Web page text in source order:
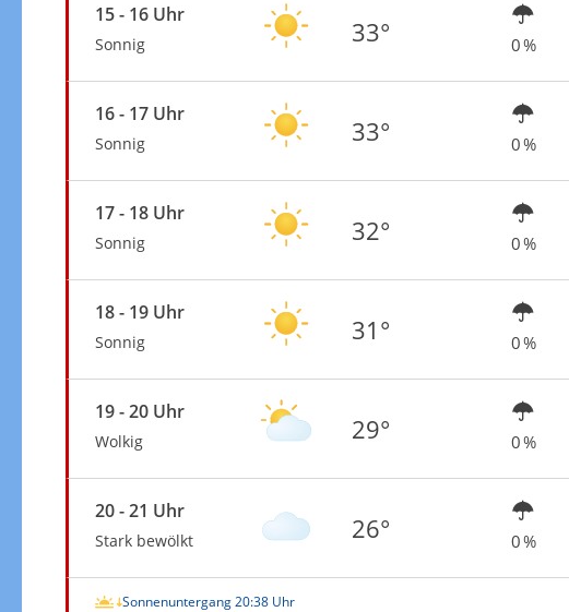
15 - 16 Uhr
Sonnig 33° 0 %
16 - 17 Uhr
Sonnig 33° 0 %
17 - 18 Uhr
Sonnig 32° 0 %
18 - 19 Uhr
Sonnig 31° 0 %
19 - 20 Uhr
Wolkig 29° 0 %
20 - 21 Uhr
Stark bewölkt 26° 0 %
Sonnenuntergang 20:38 Uhr